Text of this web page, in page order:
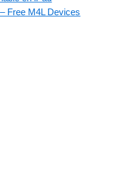
Free M4L Devices